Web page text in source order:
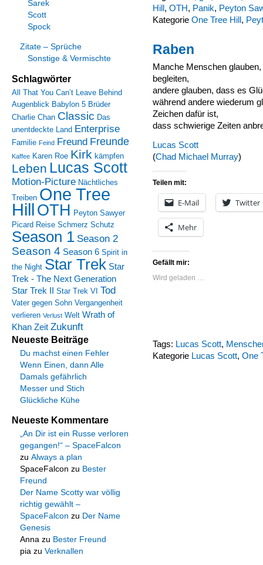
Hill, OTH, Panik, Peyton
Kategorie One Tree Hill,
Raben
Manche Menschen
begleiten,
andere glauben, dass es
während andere wiederum
Zeichen dafür ist,
dass schwierige Zeiten
Lucas Scott
(Chad Michael Murray)
Teilen mit:
E-Mail Twitter
Mehr
Gefällt mir:
Wird geladen …
Tags: Lucas Scott,
Kategorie Lucas Scott, One
Sarek
Scott
Spock
Zitate – Sprüche
Sonstige & Vermischte
Schlagwörter
All That You Can’t Leave Behind
Augenblick Babylon 5 Brüder
Charlie Chan Classic Das
unentdeckte Land Enterprise
Familie Feind Freund Freunde
Kaffee Karen Roe Kirk kämpfen
Leben Lucas Scott
Motion-Picture Nächtliches
Treiben One Tree
Hill OTH Peyton Sawyer
Picard Reise Schmerz Schutz
Season 1 Season 2
Season 4 Season 6 Spirit in
the Night Star Trek Star
Trek - The Next Generation
Star Trek II Star Trek VI Tod
Vater gegen Sohn Vergangenheit
verlieren Verlust Welt Wrath of
Khan Zeit Zukunft
Neueste Beiträge
Du machst einen Fehler
Wenn Einen, dann Alle
Damals gefährlich
Messer und Stich
Glückliche Kühe
Neueste Kommentare
„An Dir ist ein Russe verloren
gegangen!“ – SpaceFalcon
zu Always a plan
SpaceFalcon zu Bester
Freund
Der Name Scotty war völlig
richtig gewählt –
SpaceFalcon zu Der Name
Genesis
Annazu Bester Freund
piazu Verknallen